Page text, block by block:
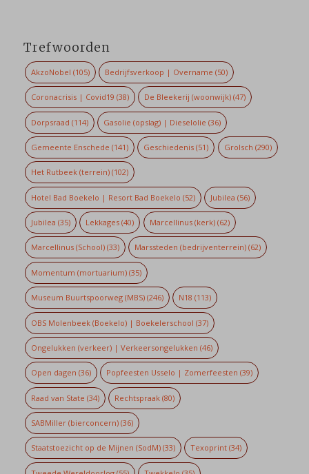
Trefwoorden
AkzoNobel (105) Bedrijfsverkoop | Overname (50)
Coronacrisis | Covid19 (38) De Bleekerij (woonwijk) (47)
Dorpsraad (114) Gasolie (opslag) | Dieselolie (36)
Gemeente Enschede (141) Geschiedenis (51) Grolsch (290)
Het Rutbeek (terrein)(102)
Hotel Bad Boekelo | Resort Bad Boekelo (52) Jubilea (56)
Jubilea (35) Lekkages (40) Marcellinus (kerk)(62)
Marcellinus (School)(33) Marssteden (bedrijventerrein) (62)
Momentum (mortuarium)(35)
Museum Buurtspoorweg (MBS)(246) N18 (113)
OBS Molenbeek (Boekelo) | Boekelerschool (37)
Ongelukken (verkeer) | Verkeersongelukken (46)
Open dagen (36) Popfeesten Usselo | Zomerfeesten (39)
Raad van State (34) Rechtspraak (80)
SABMiller (bierconcern)(36)
Staatstoezicht op de Mijnen (SodM)(33) Texoprint (34)